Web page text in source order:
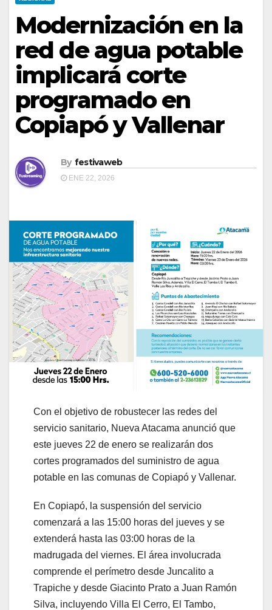
Modernización en la
red de agua potable
implicará corte
programado en
Copiapó y Vallenar
By festivaweb
ENE 22, 2026
Con el objetivo de robustecer las redes del
servicio sanitario, Nueva Atacama anunció que
este jueves 22 de enero se realizarán dos
cortes programados del suministro de agua
potable en las comunas de Copiapó y Vallenar.
En Copiapó, la suspensión del servicio
comenzará a las 15:00 horas del jueves y se
extenderá hasta las 03:00 horas de la
madrugada del viernes. El área involucrada
comprende el perímetro desde Juncalito a
Trapiche y desde Giacinto Prato a Juan Ramón
Silva, incluyendo Villa El Cerro, El Tambo,